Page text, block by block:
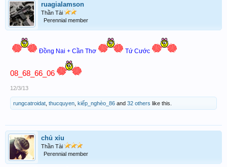
ruagialamson
Thần Tài
Perennial member
Đồng Nai + Cần Thơ Tứ Cước
08_68_66_06
12/3/13
rungcatroidat thucquyen kiếp_nghèo_86 and 32 others like this.
chủ xỉu
Thần Tài
Perennial member